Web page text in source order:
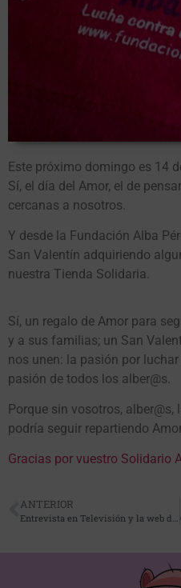
Este próximo domingo es 14
Sí, el día del Amor, el de
cercanas a nosotros.
Y desde la Fundación Alba
San Valentín adquiriendo
nuestra Tienda Solidaria.
Sí, un regalo de Amor para
y a sus familias; un San
nos unen: la pasión por
pasión de todos los alber@s.
Porque sin vosotros,
podría seguir repartiendo
Gracias por vuestro Solidario
ANTERIOR